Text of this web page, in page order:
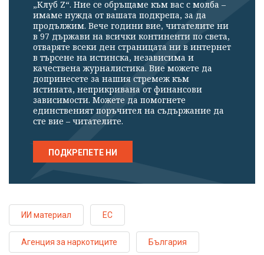
„Клуб Z“. Ние се обръщаме към вас с молба –
имаме нужда от вашата подкрепа, за да
продължим. Вече години вие, читателите ни
в 97 държави на всички континенти по света,
отваряте всеки ден страницата ни в интернет
в търсене на истинска, независима и
качествена журналистика. Вие можете да
допринесете за нашия стремеж към
истината, неприкривана от финансови
зависимости. Можете да помогнете
единственият поръчител на съдържание да
сте вие – читателите.
ПОДКРЕПЕТЕ НИ
ИИ материал ЕС
Агенция за наркотиците България